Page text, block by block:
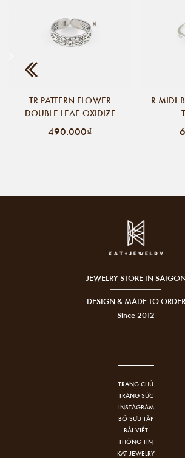
TR PATTERN FLOWER
DOUBLE LEAF OXIDIZE
490.000₫
R MIDI
JEWELRY STORE IN
DESIGN & MADE TO ORDER
Since 2012
TRANG CHỦ
TRANG SỨC
INSTAGRAM
BỘ SƯU TẬP
BÀI VIẾT
THÔNG TIN
KAT JEWELRY